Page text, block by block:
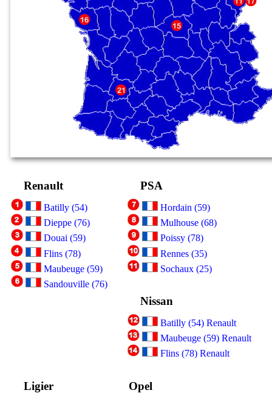
Renault
Batilly (54)
Dieppe (76)
Douai (59)
Flins (78)
Maubeuge (59)
Sandouville (76)
PSA
Hordain (59)
Mulhouse (68)
Poissy (78)
Rennes (35)
Sochaux (25)
Nissan
Batilly (54) Renault
Maubeuge (59) Renault
Flins (78) Renault
Ligier Opel